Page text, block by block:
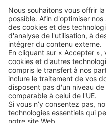
E-mail : info.fr@tente.com
CONTACT
JURIDIQUE
Copyright © 2026 par TENTE